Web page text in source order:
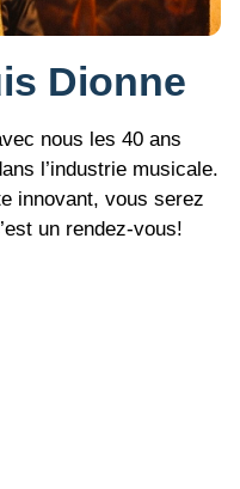
Dionne
nous les 40 ans
l’industrie musicale.
innovant, vous serez
un rendez-vous!